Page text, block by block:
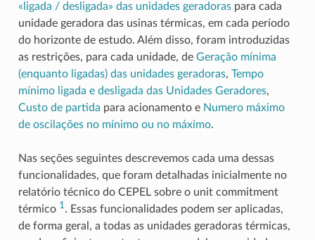
«ligada / desligada» das unidades geradoraspara cada
unidade geradora das usinas térmicas, em cada período
do horizonte de estudo. Além disso, foram introduzidas
as restrições, para cada unidade, de Geração mínima
(enquanto ligadas) das unidades geradoras, Tempo
mínimo ligada e desligada das Unidades Geradores,
Custo de partida para acionamento e Numero máximo
de oscilações no mínimo ou no máximo.
Nas seções seguintes descrevemos cada uma dessas
funcionalidades, que foram detalhadas inicialmente no
relatório técnico do CEPEL sobre o unit commitment
térmico 1. Essas funcionalidades podem ser aplicadas,
de forma geral, a todas as unidades geradoras térmicas,